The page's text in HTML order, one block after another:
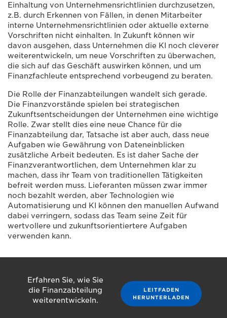
Einhaltung von Unternehmensrichtlinien durchzusetzen,
z.B. durch Erkennen von Fällen, in denen Mitarbeiter
interne Unternehmensrichtlinien oder aktuelle externe
Vorschriften nicht einhalten. In Zukunft können wir
davon ausgehen, dass Unternehmen die KI noch cleverer
weiterentwickeln, um neue Vorschriften zu überwachen,
die sich auf das Geschäft auswirken können, und um
Finanzfachleute entsprechend vorbeugend zu beraten.
Die Rolle der Finanzabteilungen wandelt sich gerade.
Die Finanzvorstände spielen bei strategischen
Zukunftsentscheidungen der Unternehmen eine wichtige
Rolle. Zwar stellt dies eine neue Chance für die
Finanzabteilung dar, Tatsache ist aber auch, dass neue
Aufgaben wie Gewährung von Dateneinblicken
zusätzliche Arbeit bedeuten. Es ist daher Sache der
Finanzverantwortlichen, dem Unternehmen klar zu
machen, dass ihr Team von traditionellen Tätigkeiten
befreit werden muss. Lieferanten müssen zwar immer
noch bezahlt werden, aber Technologien wie
Automatisierung und KI können den manuellen Aufwand
dabei verringern, sodass das Team seine Zeit für
wertvollere und zukunftsorientiertere Aufgaben
verwenden kann.
Erfahren Sie, wie Sie
die Finanzabteilung
weiterentwickeln.
LEITFADEN
HERUNTERLADEN